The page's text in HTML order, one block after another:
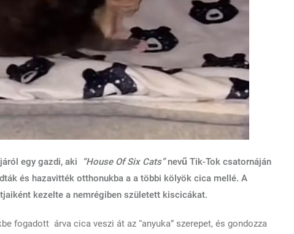
egy gazdi, aki “House Of Six Cats”nevű Tik-Tok csatornáján
és hazavitték otthonukba a a többi kölyök cica mellé. A
kezelte a nemrégiben született kiscicákat.
fogadott árva cica veszi át az “anyuka” szerepet, és gondozza